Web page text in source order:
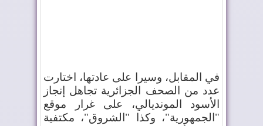
في المقابل، وسيرا على عادتها، اختارت
عدد من الصحف الجزائرية تجاهل إنجاز
الأسود المونديالي، على غرار موقع
"الجمهورية"، وكذا "الشروق"، مكتفية